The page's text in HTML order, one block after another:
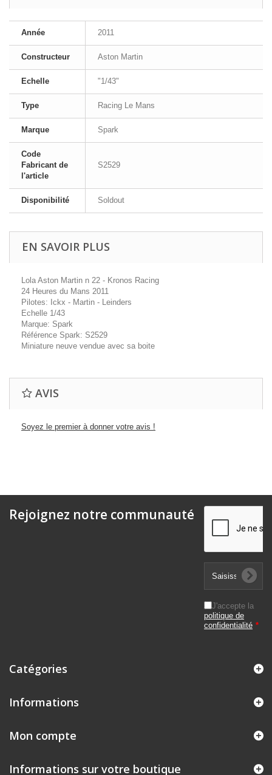
Année 2011
Constructeur Aston Martin
Echelle "1/43"
Type Racing Le Mans
Marque Spark
Code
Fabricant de
l'article
S2529
Disponibilité Soldout
EN SAVOIR PLUS
Lola Aston Martin n 22 - Kronos Racing
24 Heures du Mans 2011
Pilotes: Ickx - Martin - Leinders
Echelle 1/43
Marque: Spark
Référence Spark: S2529
Miniature neuve vendue avec sa boite
AVIS
Soyez le premier à donner votre avis !
Rejoignez notre communauté
J'accepte la
politique de
confidentialité *
Catégories
Informations
Mon compte
Informations sur votre boutique